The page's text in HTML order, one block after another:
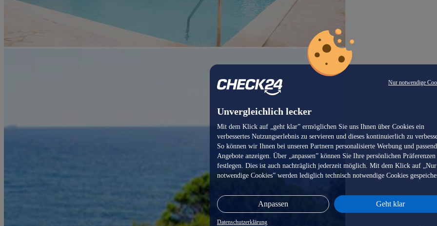
Nur notwendige
Unvergleichlich lecker
Mit dem Klick auf „geht klar” ermöglichen Sie uns Ihnen über Cookies ein
verbessertes Nutzungserlebnis zu servieren und dieses kontinuierlich zu
So können wir Ihnen bei unseren Partnern personalisierte Werbung und
Angebote anzeigen. Über „anpassen” können Sie Ihre persönlichen Präferenzen
festlegen. Dies ist auch nachträglich jederzeit möglich. Mit dem Klick auf „Nur
notwendige Cookies” werden lediglich technisch notwendige Cookies
Anpassen Geht klar
Datenschutzerklärung